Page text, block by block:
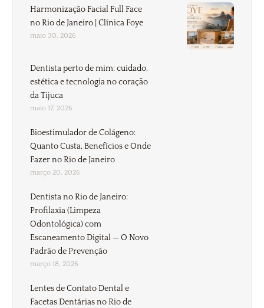
Harmonização Facial Full Face
no Rio de Janeiro | Clínica Foye
maio 30, 2026
Dentista perto de mim: cuidado,
estética e tecnologia no coração
da Tijuca
maio 17, 2026
Bioestimulador de Colágeno:
Quanto Custa, Benefícios e Onde
Fazer no Rio de Janeiro
março 20, 2026
Dentista no Rio de Janeiro:
Profilaxia (Limpeza
Odontológica) com
Escaneamento Digital — O Novo
Padrão de Prevenção
março 18, 2026
Lentes de Contato Dental e
Facetas Dentárias no Rio de